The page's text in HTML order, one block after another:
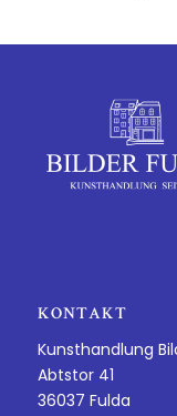
KONTAKT
Kunsthandlung
Abtstor 41
36037 Fulda